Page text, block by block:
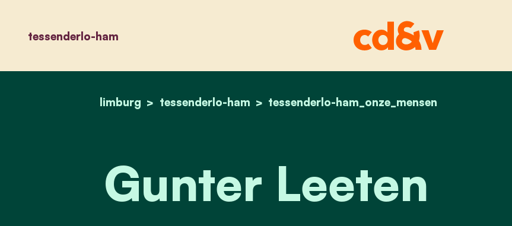
tessenderlo-ham
home
limburg tessenderlo-ham tessenderlo-ham_onze_mensen
gunter leeten
Gunter Leeten